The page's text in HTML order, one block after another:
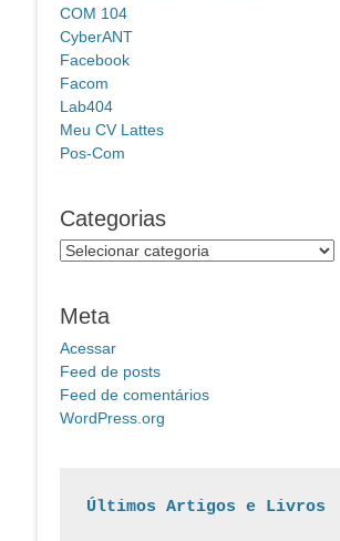
COM 104
CyberANT
Facebook
Facom
Lab404
Meu CV Lattes
Pos-Com
Categorias
Categorias
Meta
Acessar
Feed de posts
Feed de comentários
WordPress.org
Últimos Artigos e Livros